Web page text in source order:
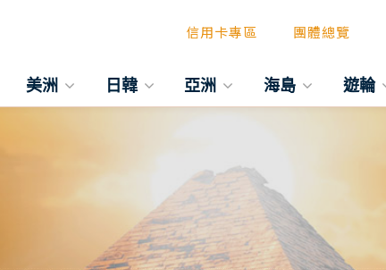
信用卡專區 團體總覽
美洲 日韓 亞洲 海島 遊輪